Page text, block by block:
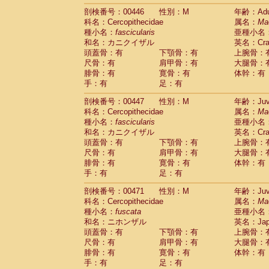
剖検番号：00446
性別：M
年齢：
科名：Cercopithecidae
属名：
種小名： fascicularis
亜種小名
和名：カニクイザル
英名：
頭蓋骨：有
下顎骨：有
上腕骨：
尺骨：有
肩甲骨：有
大腿骨：
腓骨：有
寛骨：有
体幹：有
手：有
足：有
剖検番号：00447
性別：M
年齢：
科名：Cercopithecidae
属名：
種小名： fascicularis
亜種小名
和名：カニクイザル
英名：
頭蓋骨：有
下顎骨：有
上腕骨：
尺骨：有
肩甲骨：有
大腿骨：
腓骨：有
寛骨：有
体幹：有
手：有
足：有
剖検番号：00471
性別：M
年齢：
科名：Cercopithecidae
属名：
種小名： fuscata
亜種小名
和名：ニホンザル
英名：
頭蓋骨：有
下顎骨：有
上腕骨：
尺骨：有
肩甲骨：有
大腿骨：
腓骨：有
寛骨：有
体幹：有
手：有
足：有